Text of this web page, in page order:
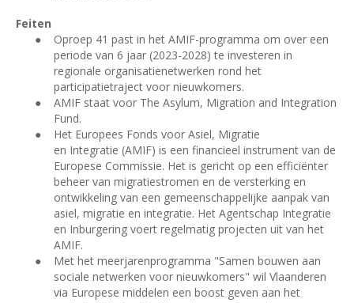
Feiten
●
Oproep 41 past in het AMIF-programma om over een
periode van 6 jaar (2023-2028) te investeren in
regionale organisatienetwerken rond het
participatietraject voor nieuwkomers.
●
AMIF staat voor The Asylum, Migration and Integration
Fund.
●
Het Europees Fonds voor Asiel, Migratie
en Integratie (AMIF) is een financieel instrument van de
Europese Commissie. Het is gericht op een efficiënter
beheer van migratiestromen en de versterking en
ontwikkeling van een gemeenschappelijke aanpak van
asiel, migratie en integratie. Het Agentschap Integratie
en Inburgering voert regelmatig projecten uit van het
AMIF.
●
Met het meerjarenprogramma "Samen bouwen aan
sociale netwerken voor nieuwkomers" wil Vlaanderen
via Europese middelen een boost geven aan het